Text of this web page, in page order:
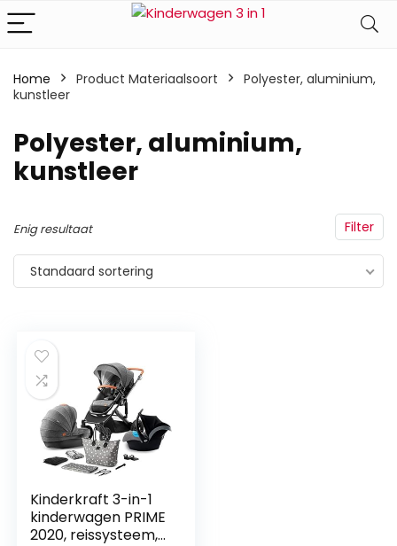
Home Product Materiaalsoort
‎Polyester, aluminium,
kunstleer
‎Polyester, aluminium,
kunstleer
Filter
Enig resultaat
Standaard sortering
Kinderkraft 3-in-1
kinderwagen PRIME
2020, reissysteem,